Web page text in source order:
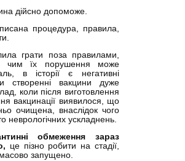
дійсно допоможе.
процедура, правила,
грати поза правилами,
чим їх порушення може
в історії є негативні
створенні вакцини дуже
коли після виготовлення
вакцинації виявилося, що
очищена, внаслідок чого
неврологічних ускладнень.
обмеження зараз
це пізно робити на стадії,
запущено.